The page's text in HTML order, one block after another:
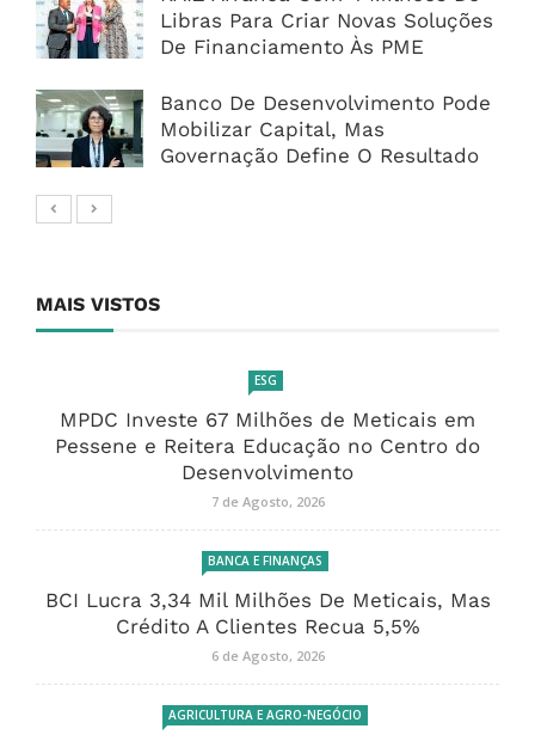
Libras Para Criar Novas Soluções
De Financiamento Às PME
Banco De Desenvolvimento Pode
Mobilizar Capital, Mas
Governação Define O Resultado
MAIS VISTOS
ESG
MPDC Investe 67 Milhões de Meticais em
Pessene e Reitera Educação no Centro do
Desenvolvimento
7 de Agosto, 2026
BANCA E FINANÇAS
BCI Lucra 3,34 Mil Milhões De Meticais, Mas
Crédito A Clientes Recua 5,5%
6 de Agosto, 2026
AGRICULTURA E AGRO-NEGÓCIO